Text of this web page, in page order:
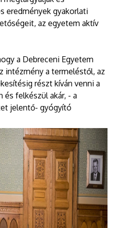
eredmények gyakorlati
az egyetem aktív
a Debreceni Egyetem
intézmény a termeléstől, az
részt kíván venni a
és felkészül akár, - a
jelentő- gyógyító